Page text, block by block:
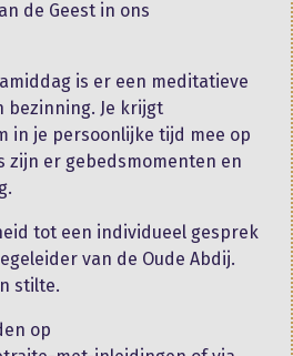
de Geest in ons
is er een meditatieve
bezinning. Je krijgt
in je persoonlijke tijd mee op
zijn er gebedsmomenten en
tot een individueel gesprek
van de Oude Abdij.
stilte.
op